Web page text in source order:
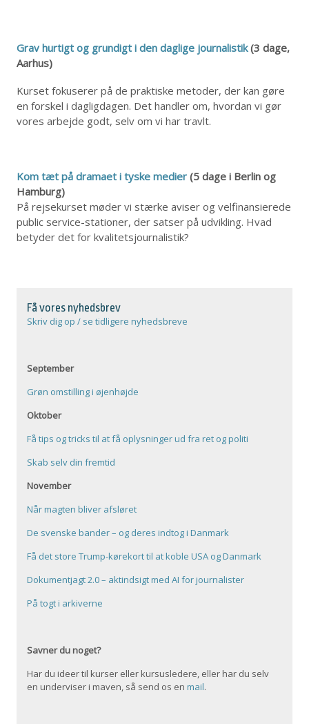
Grav hurtigt og grundigt i den daglige journalistik(3 dage,
Aarhus)
Kurset fokuserer på de praktiske metoder, der kan gøre
en forskel i dagligdagen. Det handler om, hvordan vi gør
vores arbejde godt, selv om vi har travlt.
Kom tæt på dramaet i tyske medier (5 dage i Berlin og
Hamburg)
På rejsekurset møder vi stærke aviser og velfinansierede
public service-stationer, der satser på udvikling. Hvad
betyder det for kvalitetsjournalistik?
Få vores nyhedsbrev
Skriv dig op / se tidligere nyhedsbreve
September
Grøn omstilling i øjenhøjde
Oktober
Få tips og tricks til at få oplysninger ud fra ret og politi
Skab selv din fremtid
November
Når magten bliver afsløret
De svenske bander – og deres indtog i Danmark
Få det store Trump-kørekort til at koble USA og Danmark
Dokumentjagt 2.0 – aktindsigt med AI for journalister
På togt i arkiverne
Savner du noget?
Har du ideer til kurser eller kursusledere, eller har du selv
en underviser i maven, så send os enmail.